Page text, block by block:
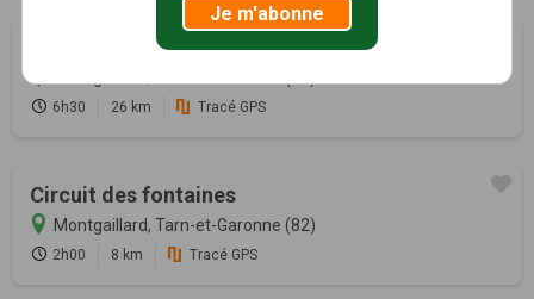
Circuit des lacs
6h30 26 km Tracé GPS
Circuit des fontaines
Montgaillard, Tarn-et-Garonne (82)
2h00 8 km Tracé GPS
Je m'abonne